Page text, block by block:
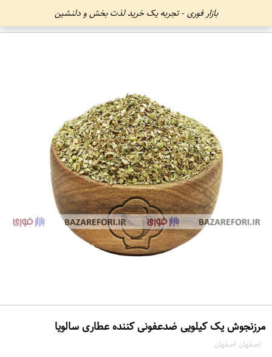
بازار فوری - تجربه یک خرید لذت بخش و دلنشین
مرزنجوش یک کیلویی ضدعفونی کننده عطاری سالویا
اصفهان اصفهان